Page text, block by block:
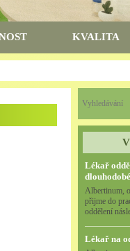
KVALITA
Lékař
Albertinum,
přijme do
oddělení
Lékař na